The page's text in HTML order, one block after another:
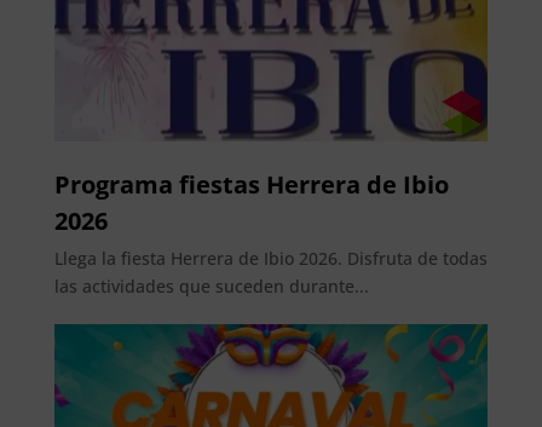
Programa fiestas Herrera de Ibio
2026
Llega la fiesta Herrera de Ibio 2026. Disfruta de todas
las actividades que suceden durante...